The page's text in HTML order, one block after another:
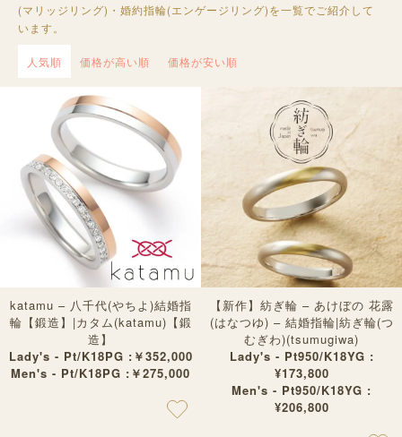
(マリッジリング)・婚約指輪(エンゲージリング)を一覧でご紹介して
います。
人気順 価格が高い順 価格が安い順
katamu – 八千代(やちよ)結婚指
輪【鍛造】|カタム(katamu)【鍛
造】
Lady's - Pt/K18PG :￥352,000
Men's - Pt/K18PG :￥275,000
【新作】紡ぎ輪 – あけぼの 花露
(はなつゆ) – 結婚指輪|紡ぎ輪(つ
むぎわ)(tsumugiwa)
Lady's - Pt950/K18YG :
¥173,800
Men's - Pt950/K18YG :
¥206,800